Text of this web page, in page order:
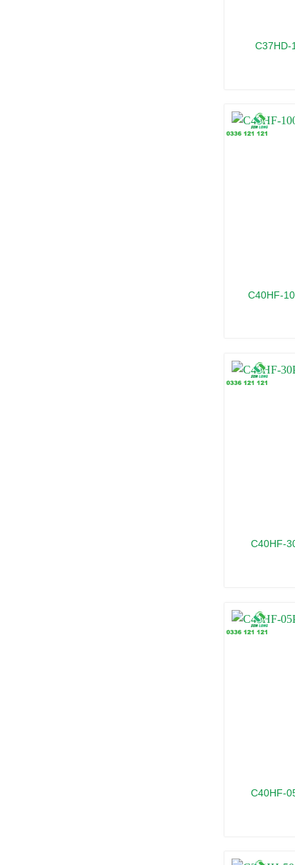
C37HD-
C40HF-
C40HF-
C40HF-